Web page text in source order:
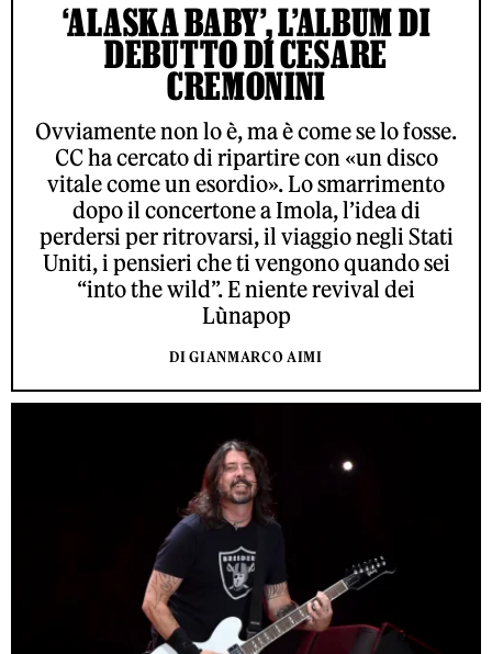
‘ALASKA BABY’, L’ALBUM DI
DEBUTTO DI CESARE
CREMONINI
Ovviamente non lo è, ma è come se lo fosse.
CC ha cercato di ripartire con «un disco
vitale come un esordio». Lo smarrimento
dopo il concertone a Imola, l’idea di
perdersi per ritrovarsi, il viaggio negli Stati
Uniti, i pensieri che ti vengono quando sei
“into the wild”. E niente revival dei
Lùnapop
DI GIANMARCO AIMI